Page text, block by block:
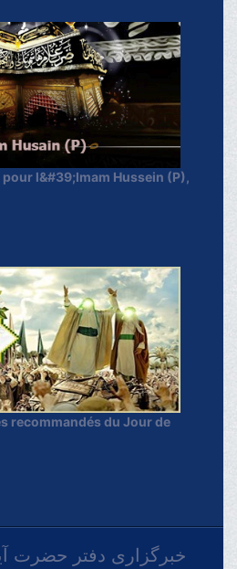
l&#39;Imam Hussein (P),
recommandés du Jour de
خبرگزاری دفتر حضرت